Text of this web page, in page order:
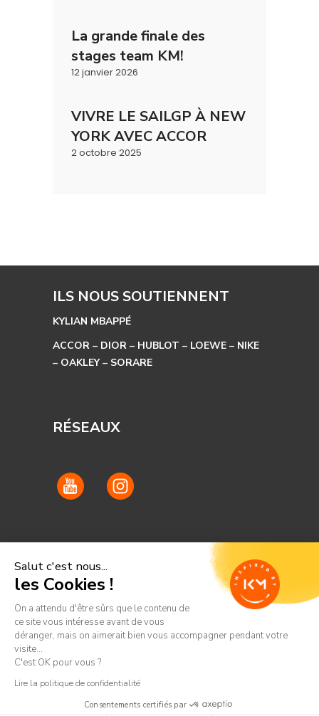
La grande finale des
stages team KM!
12 janvier 2026
VIVRE LE SAILGP À NEW
YORK AVEC ACCOR
2 octobre 2025
ILS NOUS SOUTIENNENT
KYLIAN MBAPPÉ
ACCOR – DIOR – HUBLOT – LOEWE – NIKE
– OAKLEY – SORARE
RÉSEAUX
© Bloody Mary
Politique de confidentialité– Mentions
Salut c'est nous...
les Cookies !
On a attendu d'être sûrs que le contenu de
ce site vous intéresse avant de vous
déranger, mais on aimerait bien vous accompagner pendant votre
visite...
C'est OK pour vous ?
Lire la politique de confidentialité
Consentements certifiés par